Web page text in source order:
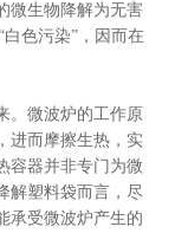
微生物降解为无害
色污染”，因而在
。微波炉的工作原
进而摩擦生热，实
容器并非专门为微
解塑料袋而言，尽
承受微波炉产生的